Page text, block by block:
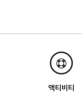
액티비티